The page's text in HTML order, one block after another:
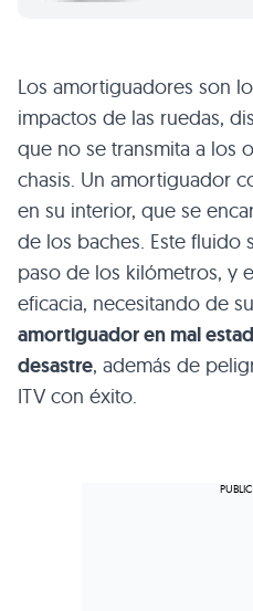
Los amortiguadores son
impactos de las ruedas,
que no se transmita a los
chasis. Un amortiguador
en su interior, que se
de los baches. Este fluido
paso de los kilómetros, y
eficacia, necesitando de
amortiguador en mal
desastre, además de
ITV con éxito.